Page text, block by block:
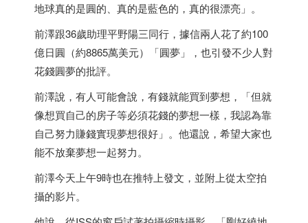
地球真的是圓的、真的是藍色的，真的很漂亮」。
前澤跟36歲助理平野陽三同行，據信兩人花了約100
億日圓（約8865萬美元）「圓夢」，也引發不少人對
花錢圓夢的批評。
前澤說，有人可能會說，有錢就能買到夢想，「但就
像想買自己的房子等必須花錢的夢想一樣，我認為靠
自己努力賺錢實現夢想很好」。他還說，希望大家也
能不放棄夢想一起努力。
前澤今天上午9時也在推特上發文，並附上從太空拍
攝的影片。